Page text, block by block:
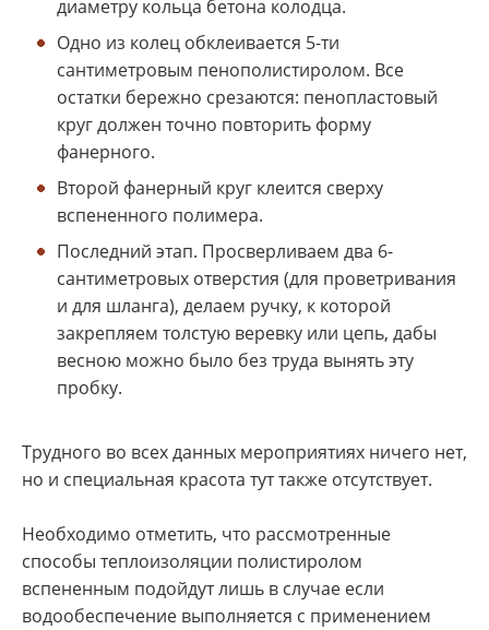
диаметру кольца бетона колодца.
Одно из колец обклеивается 5-ти
сантиметровым пенополистиролом. Все
остатки бережно срезаются: пенопластовый
круг должен точно повторить форму
фанерного.
Второй фанерный круг клеится сверху
вспененного полимера.
Последний этап. Просверливаем два 6-
сантиметровых отверстия (для проветривания
и для шланга), делаем ручку, к которой
закрепляем толстую веревку или цепь, дабы
весною можно было без труда вынять эту
пробку.
Трудного во всех данных мероприятиях ничего нет,
но и специальная красота тут также отсутствует.
Необходимо отметить, что рассмотренные
способы теплоизоляции полистиролом
вспененным подойдут лишь в случае если
водообеспечение выполняется с применением